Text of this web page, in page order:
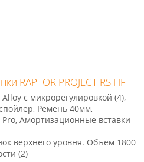
RAPTOR PROJECT RS HF
с микрорегулировкой (4),
Ремень 40мм,
Амортизационные вставки
верхнего уровня. Объем 1800
(2)